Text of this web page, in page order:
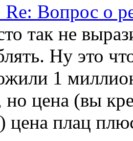
Re: Вопрос о
так не
Ну это
1
но цена (вы
цена плац